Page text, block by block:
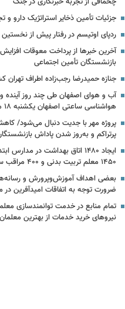
جزئیات تأمین ذخایر استراتژیک دارو و
ردپای اوتیسم در رفتار پیش از
آخرین خبرها از پرداخت معوقات
بازنشستگان تأمین اجتماعی
جنازه حمیدرضا رجب‌زاده اطراف
آب و هوای اصفهان طی چند روز آینده
هواشناسی ساعتی اصفهان یکشنبه ۱۸ مرداد ۱۴۰۵
پرتراکم و به‌روز شدن پاداش
ایجاد ۱۴۸۰ اتاق بهداشت در
۱۴۵۰ معلم تربیت بدنی و ۴۰۰ مراقب سلامت
بعضی اهداف آموزش‌وپرورش و
ضرورت توجه به اتفاقات امیدآفرین
تمام منابع در خدمت توانمندسازی
نیروهای خرید خدمات از بهترین